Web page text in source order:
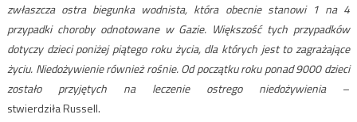
zwłaszcza ostra biegunka wodnista, która obecnie stanowi 1 na 4
przypadki choroby odnotowane w Gazie. Większość tych przypadków
dotyczy dzieci poniżej piątego roku życia, dla których jest to zagrażające
życiu. Niedożywienie również rośnie. Od początku roku ponad 9000 dzieci
zostało przyjętych na leczenie ostrego niedożywienia–
stwierdziła Russell.